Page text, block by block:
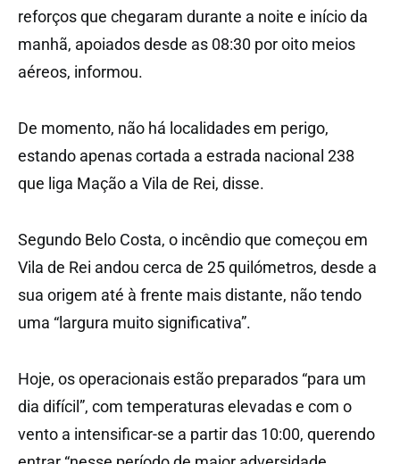
reforços que chegaram durante a noite e início da
manhã, apoiados desde as 08:30 por oito meios
aéreos, informou.
De momento, não há localidades em perigo,
estando apenas cortada a estrada nacional 238
que liga Mação a Vila de Rei, disse.
Segundo Belo Costa, o incêndio que começou em
Vila de Rei andou cerca de 25 quilómetros, desde a
sua origem até à frente mais distante, não tendo
uma “largura muito significativa”.
Hoje, os operacionais estão preparados “para um
dia difícil”, com temperaturas elevadas e com o
vento a intensificar-se a partir das 10:00, querendo